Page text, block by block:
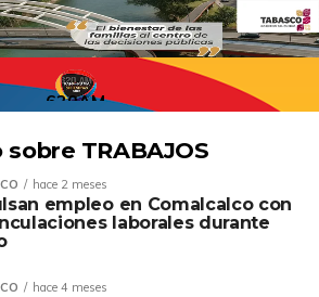
620AM
sobre TRABAJOS
hace 2 meses
empleo en Comalcalco con
laborales durante
hace 4 meses